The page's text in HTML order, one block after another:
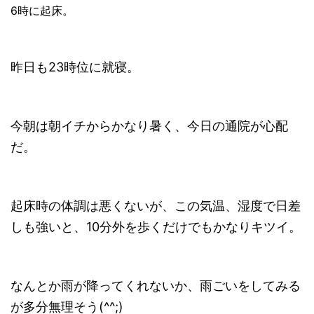
6時に起床。
昨日も23時位に就寝。
今朝は朝イチからかなり暑く、今日の通院が心配
だ。
起床時の体調は悪くないが、この気温、湿度で日差
しも強いと、10分外を歩くだけでもかなりキツイ。
なんとか雨が降ってくれないか、雨ごいをしてみる
が多分無理そう(^^;)